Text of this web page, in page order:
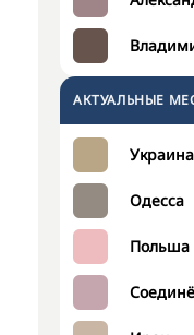
АКТУАЛЬНЫЕ
Украина
Одесса
Польша